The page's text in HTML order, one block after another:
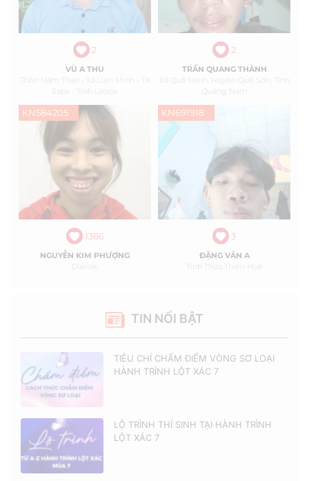
TIN NỔI BẬT
TIÊU CHÍ CHẤM ĐIỂM VÒNG SƠ LOẠI
HÀNH TRÌNH LỘT XÁC 7
LỘ TRÌNH THÍ SINH TẠI HÀNH TRÌNH
LỘT XÁC 7
2
VÙ A THU
Thôn Nậm Than - Xã Liên Minh - TX
Sapa - Tỉnh Làocai
2
TRẦN QUANG THÀNH
Xã Quế Minh, Huyện Quế Sơn, Tỉnh
KN584205
1386
NGUYỄN KIM PHƯỢNG
Daklak
KN691918
3
ĐẶNG VĂN A